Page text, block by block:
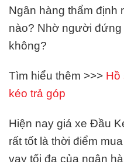
Ngân hàng thẩm định
nào? Nhờ người
không?
Tìm hiểu thêm >>> Hồ
kéo trả góp
Hiện nay giá xe Đầu
rất tốt là thời điểm
vay tối đa của ngân